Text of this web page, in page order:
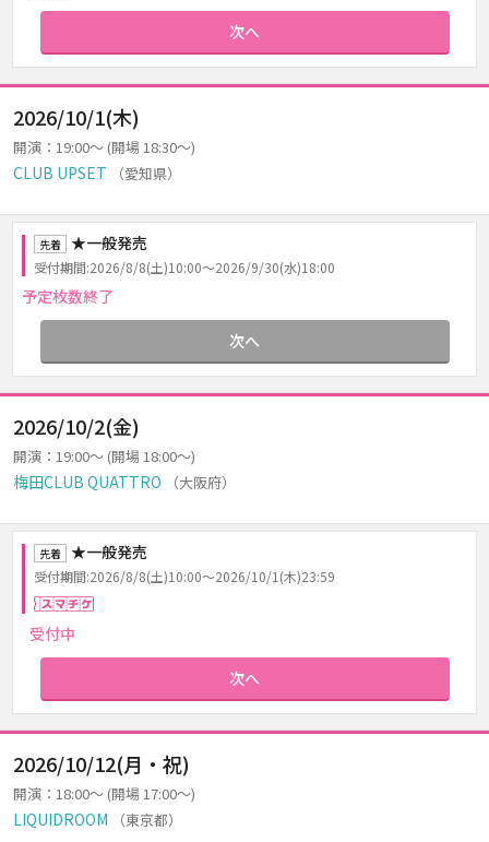
次へ
2026/10/1(木)
開演：19:00～ (開場 18:30～)
CLUB UPSET （愛知県）
先着 ★一般発売
受付期間:2026/8/8(土)10:00～2026/9/30(水)18:00
予定枚数終了
次へ
2026/10/2(金)
開演：19:00～ (開場 18:00～)
梅田CLUB QUATTRO （大阪府）
先着 ★一般発売
受付期間:2026/8/8(土)10:00～2026/10/1(木)23:59
受付中
次へ
2026/10/12(月・祝)
開演：18:00～ (開場 17:00～)
LIQUIDROOM （東京都）